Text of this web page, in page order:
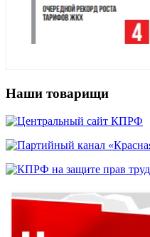
Наши товарищи